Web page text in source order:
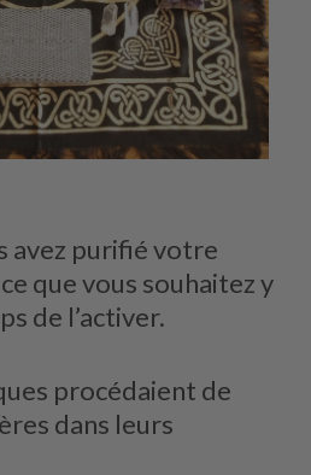
avez purifié votre
que vous souhaitez y
de l’activer.
procédaient de
dans leurs